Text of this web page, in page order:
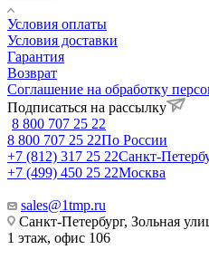
Условия оплаты
Условия доставки
Гарантия
Возврат
Соглашение на обработку
Подписаться на рассылку
8 800 707 25 22
8 800 707 25 22По России
+7 (812) 317 25 22Санкт-
+7 (499) 450 25 22Москва
sales@1tmp.ru
Санкт-Петербург, Зольная
1 этаж, офис 106